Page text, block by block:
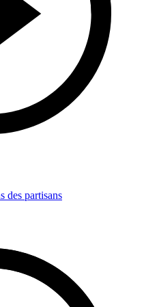
des partisans